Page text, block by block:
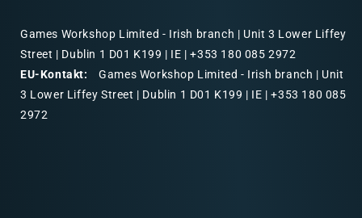
Games Workshop Limited - Irish branch | Unit 3 Lower Liffey
Street | Dublin 1 D01 K199 | IE | +353 180 085 2972
EU-Kontakt:
Games Workshop Limited - Irish branch | Unit
3 Lower Liffey Street | Dublin 1 D01 K199 | IE | +353 180 085
2972